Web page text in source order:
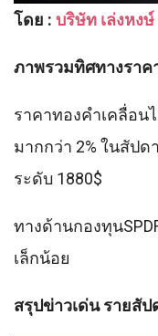
โดย : บริษัท เล่งหง
ภาพรวมทิศทางราค
ราคาทองคําเคลื่อน
มากกว่า 2% ในสัป
ระดับ 1880$
ทางด้านกองทุน
เล็กน้อย
สรุปข่าวเด่น รายสัป